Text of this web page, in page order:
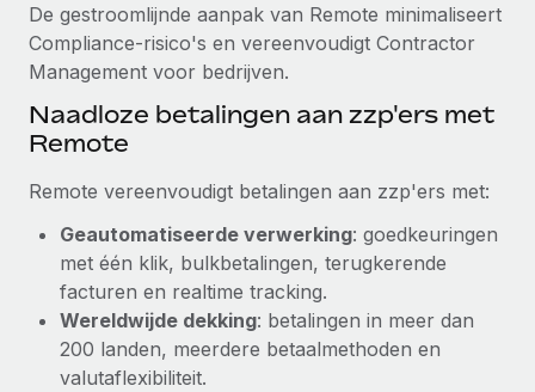
Phiture, een toonaangevende leider in de wereldwijde
mobiele groeiadviessector, zet zich sinds 2016...
Meer informatie
De gestroomlijnde aanpak van Remote minimaliseert
Compliance-risico's en vereenvoudigt Contractor
Management voor bedrijven.
Naadloze betalingen aan zzp'ers met
Remote
Remote vereenvoudigt betalingen aan zzp'ers met:
Geautomatiseerde verwerking: goedkeuringen
met één klik, bulkbetalingen, terugkerende
facturen en realtime tracking.
Wereldwijde dekking: betalingen in meer dan
200 landen, meerdere betaalmethoden en
valutaflexibiliteit.